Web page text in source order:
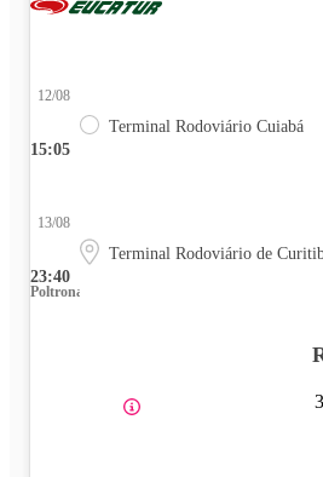
15:05
12/08
Terminal Rodoviário Cuiabá
23:40
13/08
Terminal Rodoviário de
Poltrona